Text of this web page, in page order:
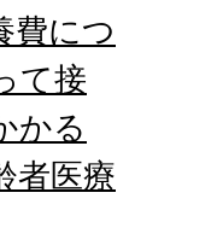
費につ
て接
かる
者医療